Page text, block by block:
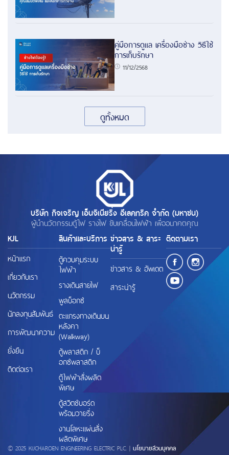
คู่มือการดูแล เครื่องมือช่าง วิธีใช้
การเก็บรักษา
11/12/2568
ดูทั้งหมด
บริษัท กิจเจริญ เอ็นจิเนียริ่ง อีเลคทริค จำกัด (มหาชน)
ผู้นำนวัตกรรมตู้ไฟ รางไฟ ขับเคลื่อนไฟฟ้า เพื่ออนาคตคุณ
KJL
หน้าแรก
เกี่ยวกับเรา
นวัตกรรม
นักลงทุนสัมพันธ์
การพัฒนาความ
ยั่งยืน
ติดต่อเรา
สินค้าและบริการ
ตู้ควบคุมระบบ
ไฟฟ้า
รางเดินสายไฟ
พูลบ็อกซ์
ตะแกรงทางเดินบน
หลังคา
(Walkway)
ตู้พลาสติก / บ็
อกซ์พลาสติก
ตู้ไฟฟ้าสั่งผลิต
พิเศษ
ตู้สวิตช์บอร์ด
พร้อมวายริ่ง
งานโลหะแผ่นสั่ง
ผลิตพิเศษ
ข่าวสาร & สาระ
น่ารู้
ข่าวสาร & อัพเดต
สาระน่ารู้
ติดตามเรา
© 2025 KIJCHAROEN ENGINEERING ELECTRIC PLC. | นโยบายส่วนบุคคล